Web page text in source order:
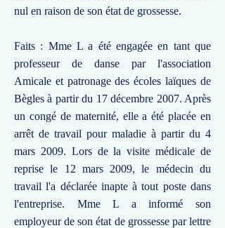
nul en raison de son état de grossesse.
Faits : Mme L a été engagée en tant que
professeur de danse par l'association
Amicale et patronage des écoles laïques de
Bègles à partir du 17 décembre 2007. Après
un congé de maternité, elle a été placée en
arrêt de travail pour maladie à partir du 4
mars 2009. Lors de la visite médicale de
reprise le 12 mars 2009, le médecin du
travail l'a déclarée inapte à tout poste dans
l'entreprise. Mme L a informé son
employeur de son état de grossesse par lettre